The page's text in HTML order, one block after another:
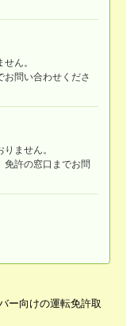
ん。
問い合わせくださ
ません。
免許の窓口までお問
ー向けの運転免許取